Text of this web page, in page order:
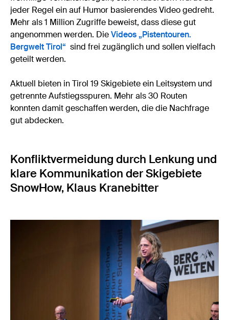
jeder Regel ein auf Humor basierendes Video gedreht.
Mehr als 1 Million Zugriffe beweist, dass diese gut
angenommen werden. DieVideos „Pistentouren.
Bergwelt Tirol“ sind frei zugänglich und sollen vielfach
geteilt werden.
Aktuell bieten in Tirol 19 Skigebiete ein Leitsystem und
getrennte Aufstiegsspuren. Mehr als 30 Routen
konnten damit geschaffen werden, die die Nachfrage
gut abdecken.
Konfliktvermeidung durch Lenkung und
klare Kommunikation der Skigebiete
SnowHow, Klaus Kranebitter